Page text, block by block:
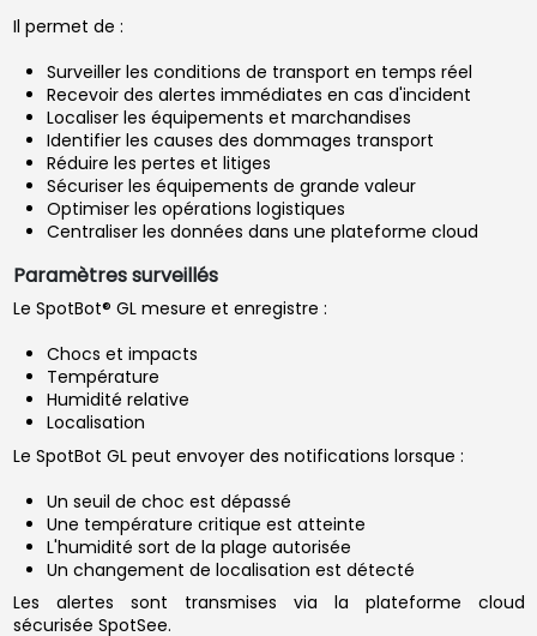
Il permet de :
Surveiller les conditions de transport en temps réel
Recevoir des alertes immédiates en cas d'incident
Localiser les équipements et marchandises
Identifier les causes des dommages transport
Réduire les pertes et litiges
Sécuriser les équipements de grande valeur
Optimiser les opérations logistiques
Centraliser les données dans une plateforme cloud
Paramètres surveillés
Le SpotBot® GL mesure et enregistre :
Chocs et impacts
Température
Humidité relative
Localisation
Le SpotBot GL peut envoyer des notifications lorsque :
Un seuil de choc est dépassé
Une température critique est atteinte
L'humidité sort de la plage autorisée
Un changement de localisation est détecté
Les alertes sont transmises via la plateforme cloud
sécurisée SpotSee.